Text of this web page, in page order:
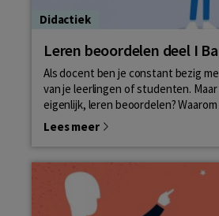
Didactiek
Leren beoordelen deel I
Als docent ben je constant bezig
van je leerlingen of studenten.
eigenlijk, leren beoordelen?
Lees meer